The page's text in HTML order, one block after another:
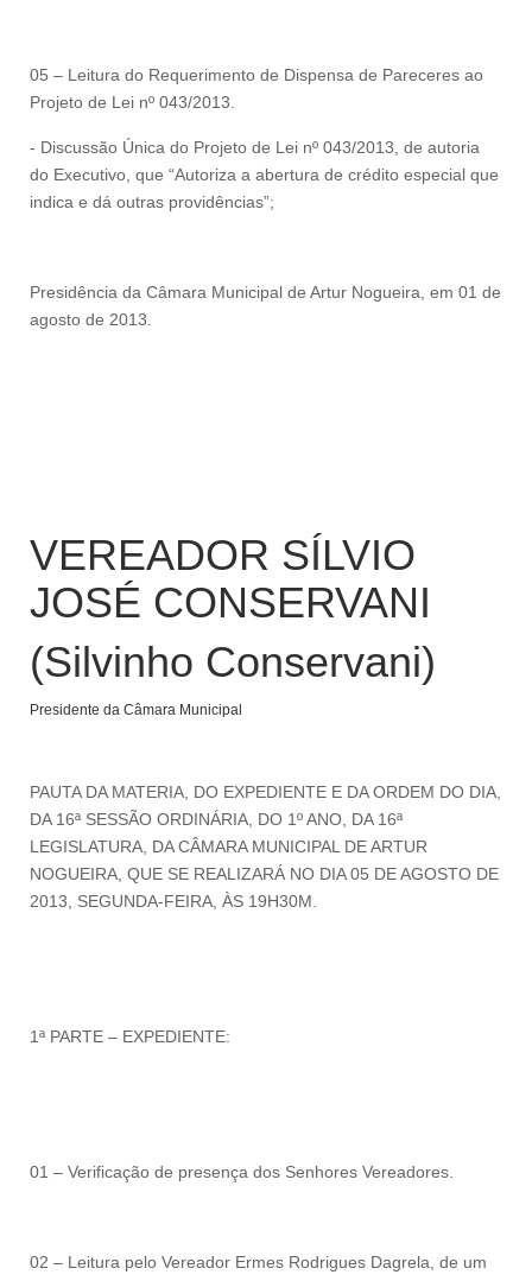
05 – Leitura do Requerimento de Dispensa de Pareceres ao
Projeto de Lei nº 043/2013.
- Discussão Única do Projeto de Lei nº 043/2013, de autoria
do Executivo, que “Autoriza a abertura de crédito especial que
indica e dá outras providências”;
Presidência da Câmara Municipal de Artur Nogueira, em 01 de
agosto de 2013.
VEREADOR SÍLVIO
JOSÉ CONSERVANI
(Silvinho Conservani)
Presidente da Câmara Municipal
PAUTA DA MATERIA, DO EXPEDIENTE E DA ORDEM DO DIA,
DA 16ª SESSÃO ORDINÁRIA, DO 1º ANO, DA 16ª
LEGISLATURA, DA CÂMARA MUNICIPAL DE ARTUR
NOGUEIRA, QUE SE REALIZARÁ NO DIA 05 DE AGOSTO DE
2013, SEGUNDA-FEIRA, ÀS 19H30M.
1ª PARTE – EXPEDIENTE:
01 – Verificação de presença dos Senhores Vereadores.
02 – Leitura pelo Vereador Ermes Rodrigues Dagrela, de um